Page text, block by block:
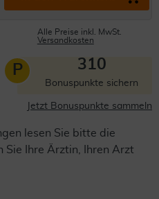
Alle Preise inkl. MwSt.
Versandkosten
P 310
Bonuspunkte sichern
Jetzt Bonuspunkte sammeln
lesen Sie bitte die
Sie Ihre Ärztin, Ihren Arzt